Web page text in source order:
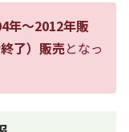
年～2012年販
了）販売となっ